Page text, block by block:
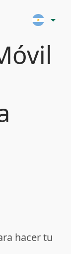
arrow_drop_down
hacer tu